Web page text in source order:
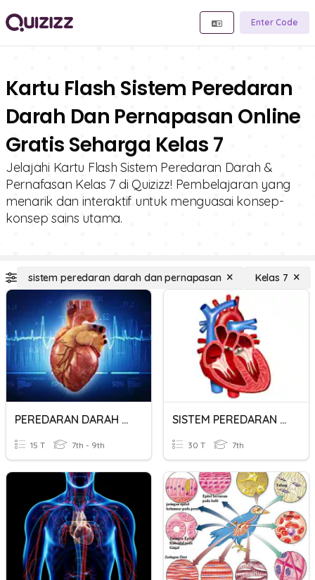
Enter Code
Kartu Flash Sistem Peredaran
Darah Dan Pernapasan Online
Gratis Seharga Kelas 7
Jelajahi Kartu Flash Sistem Peredaran Darah &
Pernafasan Kelas 7 di Quizizz! Pembelajaran yang
menarik dan interaktif untuk menguasai konsep-
konsep sains utama.
sistem peredaran darah dan pernapasan Kelas 7
PEREDARAN DARAH DAN PERNAPASAN
15 T 7th - 9th
SISTEM PEREDARAN DARAH
30 T 7th